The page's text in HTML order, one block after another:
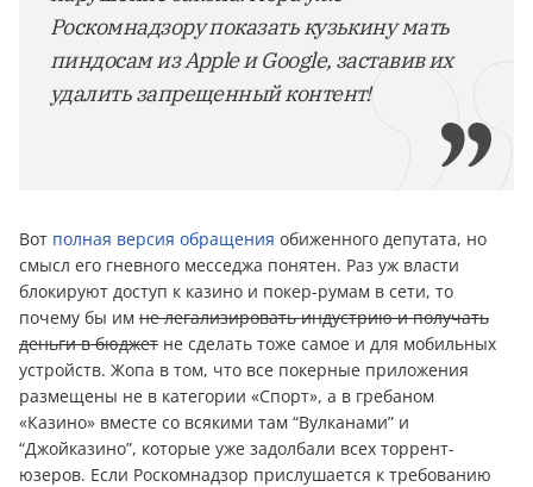
Роскомнадзору показать кузькину мать
пиндосам из Apple и Google, заставив их
удалить запрещенный контент!
Вот полная версия обращения обиженного дeпyтата, но
смысл его гневного месседжа понятен. Раз уж власти
блокируют доступ к казино и покер-румам в сети, то
почему бы им не легализировать индустрию и получать
дeньги в бюджет не сделать тоже самое и для мобильных
устройств. Жопа в том, что все покерные приложения
размещены не в категории «Спорт», а в гребаном
«Казино» вместе со всякими там “Вулканами” и
“Джойказино”, которые уже задолбали всех торрент-
юзеров. Если Роскомнадзор прислушается к требованию